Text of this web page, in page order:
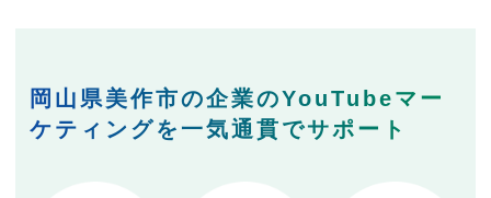
岡山県美作市の企業のYouTubeマー
ケティングを一気通貫でサポート